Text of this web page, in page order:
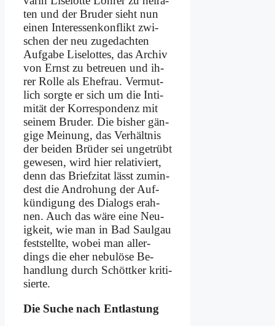
ten und der Bru­der sieht nun
ei­nen In­ter­es­sen­kon­flikt zwi­
schen der neu zu­ge­dach­ten
Auf­ga­be Li­se­lot­tes, das Ar­chiv
von Ernst zu be­treu­en und ih­
rer Rol­le als Ehe­frau. Ver­mut­
lich sorg­te er sich um die In­ti­
mi­tät der Kor­re­spon­denz mit
sei­nem Bru­der. Die bis­her gän­
gi­ge Mei­nung, das Ver­hält­nis
der bei­den Brü­der sei un­ge­trübt
ge­we­sen, wird hier re­la­ti­viert,
denn das Brief­zi­tat lässt zu­min­
dest die An­dro­hung der Auf­
kün­di­gung des Dia­logs er­ah­
nen. Auch das wä­re ei­ne Neu­
ig­keit, wie man in Bad Saul­gau
fest­stell­te, wo­bei man al­ler­
dings die eher ne­bu­lö­se Be­
hand­lung durch Schött­ker kri­ti­
sier­te.
Die Su­che nach Ent­la­stung